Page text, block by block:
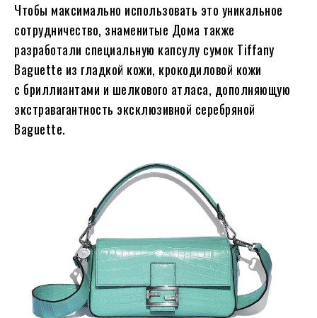
Чтобы максимально использовать это уникальное
сотрудничество, знаменитые Дома также
разработали специальную капсулу сумок Tiffany
Baguette из гладкой кожи, крокодиловой кожи
с бриллиантами и шелкового атласа, дополняющую
экстравагантность эксклюзивной серебряной
Baguette.